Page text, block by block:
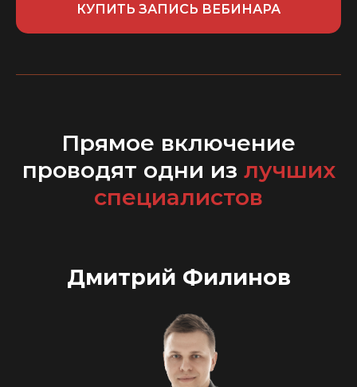
КУПИТЬ ЗАПИСЬ ВЕБИНАРА
Прямое включение
проводят одни из лучших
специалистов
Дмитрий Филинов